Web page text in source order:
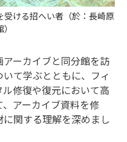
ける招へい者（於：長崎原
ーカイブと同分館を訪
て学ぶとともに、フィ
修復や復元において高
アーカイブ資料を修
関する理解を深めまし